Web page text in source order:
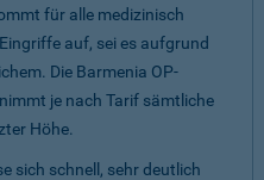
für alle medizinisch
auf, sei es aufgrund
Die Barmenia OP-
je nach Tarif sämtliche
Höhe.
sich schnell, sehr deutlich